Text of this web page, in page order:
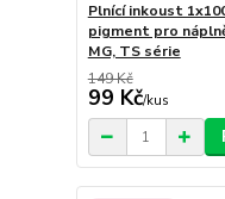
Plnící inkoust
pigment pro
MG, TS série
149 Kč
99 Kč/kus